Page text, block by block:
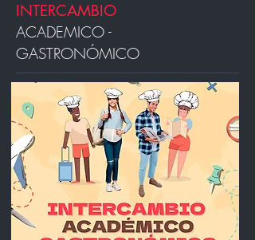
INTERCAMBIO
ACADEMICO -
GASTRONÓMICO